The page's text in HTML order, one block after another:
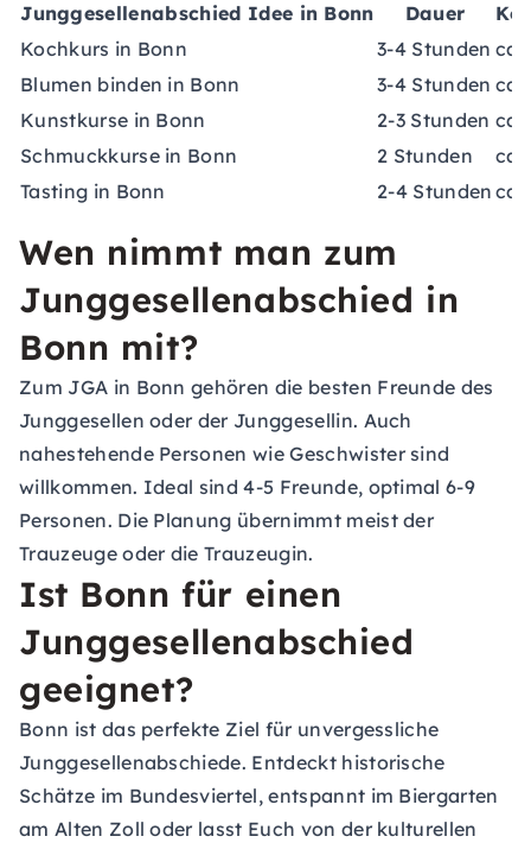
Junggesellenabschied Idee in Bonn
Dauer
Kochkurs in Bonn
3-4 Stunden ca.
Blumen binden in Bonn
3-4 Stunden ca.
Kunstkurse in Bonn
2-3 Stunden ca.
Schmuckkurse in Bonn
2 Stunden
ca.
Tasting in Bonn
2-4 Stunden ca.
Wen nimmt man zum
Junggesellenabschied in
Bonn mit?
Zum JGA in Bonn gehören die besten Freunde des
Junggesellen oder der Junggesellin. Auch
nahestehende Personen wie Geschwister sind
willkommen. Ideal sind 4-5 Freunde, optimal 6-9
Personen. Die Planung übernimmt meist der
Trauzeuge oder die Trauzeugin.
Ist Bonn für einen
Junggesellenabschied
geeignet?
Bonn ist das perfekte Ziel für unvergessliche
Junggesellenabschiede. Entdeckt historische
Schätze im Bundesviertel, entspannt im Biergarten
am Alten Zoll oder lasst Euch von der kulturellen